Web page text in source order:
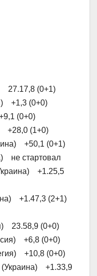
27.17,8 (0+1)
+1,3 (0+0)
(0+0)
+28,0 (1+0)
+50,1 (0+1)
не стартовал
+1.25,5
+1.47,3 (2+1)
23.58,9 (0+0)
+6,8 (0+0)
+10,8 (0+0)
+1.33,9